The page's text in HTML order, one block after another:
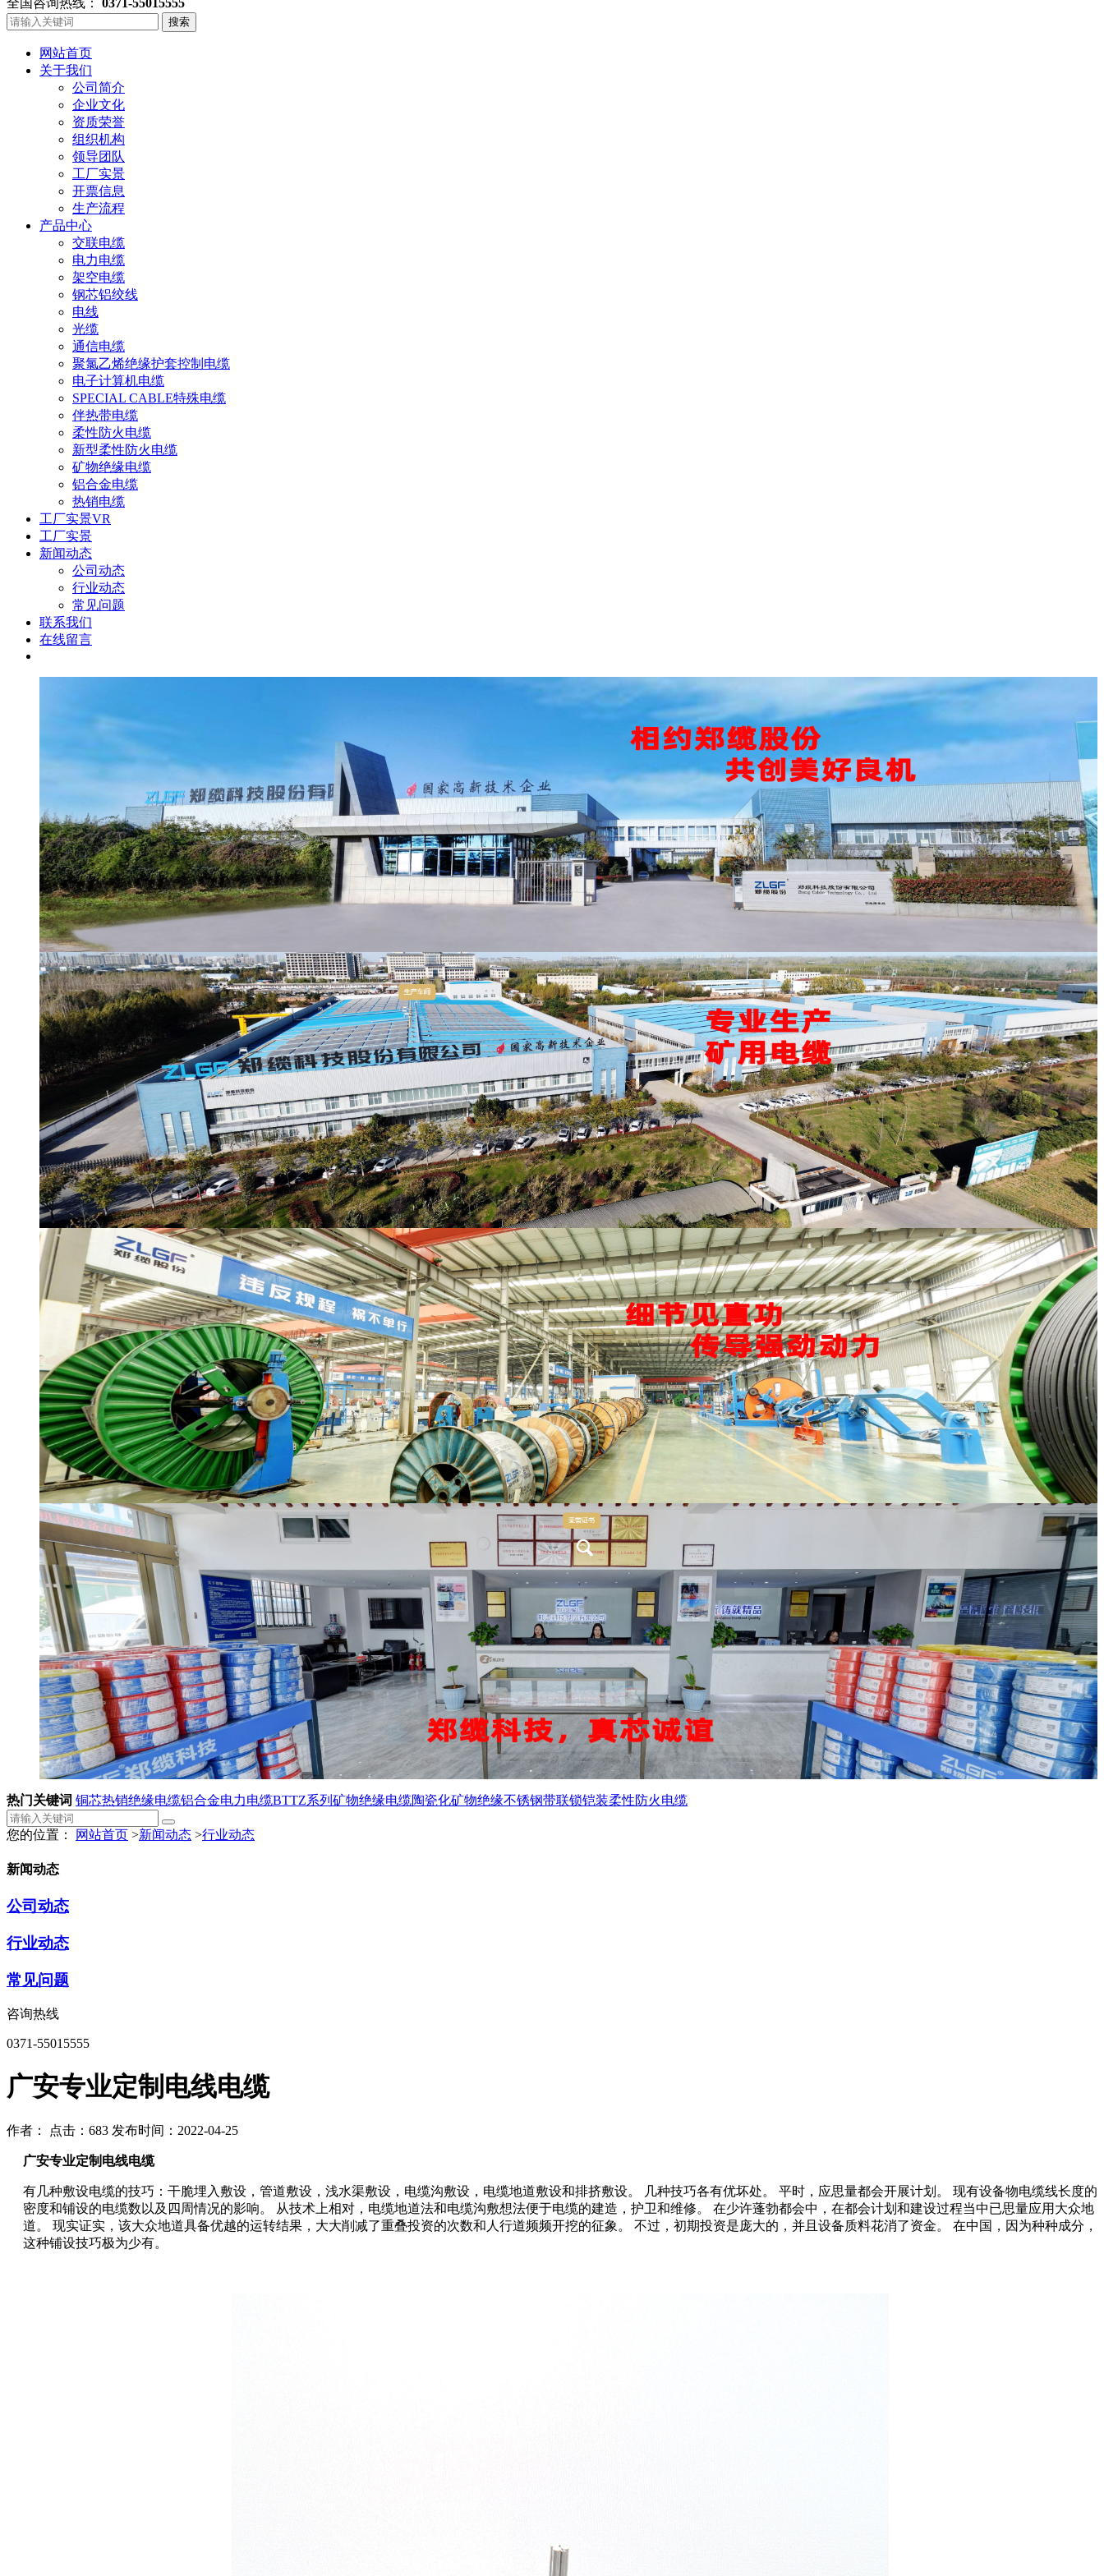
全国咨询热线： 0371-55015555
搜索
网站首页
关于我们
公司简介
企业文化
资质荣誉
组织机构
领导团队
工厂实景
开票信息
生产流程
产品中心
交联电缆
电力电缆
架空电缆
钢芯铝绞线
电线
光缆
通信电缆
聚氯乙烯绝缘护套控制电缆
电子计算机电缆
SPECIAL CABLE特殊电缆
伴热带电缆
柔性防火电缆
新型柔性防火电缆
矿物绝缘电缆
铝合金电缆
热销电缆
工厂实景VR
工厂实景
新闻动态
公司动态
行业动态
常见问题
联系我们
在线留言
热门关键词 铜芯热销绝缘电缆铝合金电力电缆BTTZ系列矿物绝缘电缆陶瓷化矿物绝缘不锈钢带联锁铠装柔性防火电缆
您的位置： 网站首页 >新闻动态 >行业动态
新闻动态
公司动态
行业动态
常见问题
咨询热线
0371-55015555
广安专业定制电线电缆
作者： 点击：683 发布时间：2022-04-25
广安专业定制电线电缆
有几种敷设电缆的技巧：干脆埋入敷设，管道敷设，浅水渠敷设，电缆沟敷设，电缆地道敷设和排挤敷设。 几种技巧各有优坏处。 平时，应思量都会开展计划。 现有设备物电缆线长度的
密度和铺设的电缆数以及四周情况的影响。 从技术上相对，电缆地道法和电缆沟敷想法便于电缆的建造，护卫和维修。 在少许蓬勃都会中，在都会计划和建设过程当中已思量应用大众地
道。 现实证实，该大众地道具备优越的运转结果，大大削减了重叠投资的次数和人行道频频开挖的征象。 不过，初期投资是庞大的，并且设备质料花消了资金。 在中国，因为种种成分，
这种铺设技巧极为少有。